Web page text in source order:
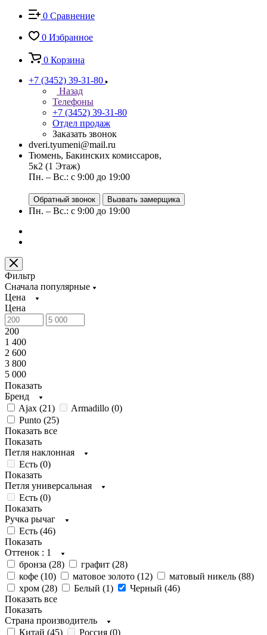
0 Сравнение
0 Избранное
0 Корзина
+7 (3452) 39-31-80
Назад
Телефоны
+7 (3452) 39-31-80
Отдел продаж
Заказать звонок
dveri.tyumeni@mail.ru
Тюмень, Бакинских комиссаров,
5к2 (1 Этаж)
Пн. – Вс.: с 9:00 до 19:00
Обратный звонок Вызвать замерщика
Пн. – Вс.: с 9:00 до 19:00
Фильтр
Сначала популярные
Цена
Цена
200
1 400
2 600
3 800
5 000
Показать
Бренд
Ajax (21) Armadillo (0)
Punto (25)
Показать все
Показать
Петля наклонная
Есть (0)
Показать
Петля универсальная
Есть (0)
Показать
Ручка рычаг
Есть (46)
Показать
Оттенок : 1
бронза (28) графит (28)
кофе (10) матовое золото (12) матовый никель (88)
хром (28) Белый (1) Черный (46)
Показать все
Показать
Страна производитель
Китай (45) Россия (0)